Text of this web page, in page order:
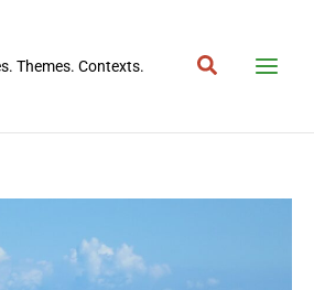
Themes. Contexts. Search